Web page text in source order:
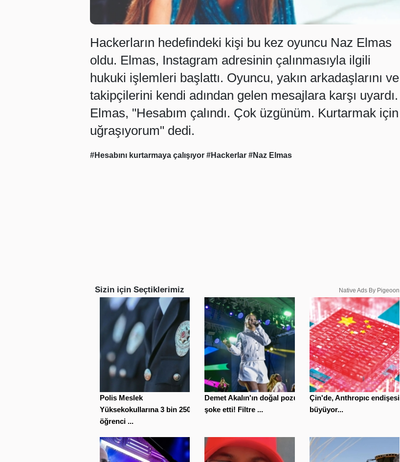
Hackerların hedefindeki kişi bu kez oyuncu Naz Elmas
oldu. Elmas, Instagram adresinin çalınmasıyla ilgili
hukuki işlemleri başlattı. Oyuncu, yakın arkadaşlarını ve
takipçilerini kendi adından gelen mesajlara karşı uyardı.
Elmas, "Hesabım çalındı. Çok üzgünüm. Kurtarmak için
uğraşıyorum" dedi.
#Hesabını kurtarmaya çalışıyor #Hackerlar #Naz Elmas
Sizin için Seçtiklerimiz Native Ads By Pigeoon
Polis Meslek
Yüksekokullarına 3 bin 250
öğrenci ...
Demet Akalın'ın doğal pozu
şoke etti! Filtre ...
Çin'de, Anthropıc endişesi
büyüyor...